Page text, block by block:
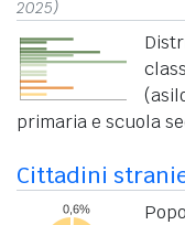
2025)
primaria e scuola
Cittadini